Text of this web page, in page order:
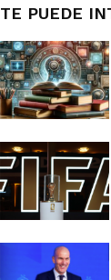
TE PUEDE